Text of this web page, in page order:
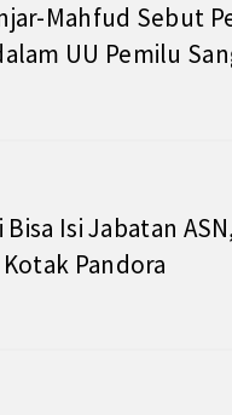
Mahfud Sebut
UU Pemilu
Isi Jabatan
Pandora